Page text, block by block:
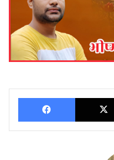
Facebook